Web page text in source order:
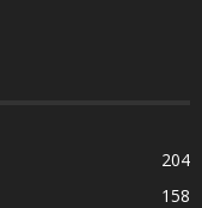
204
158